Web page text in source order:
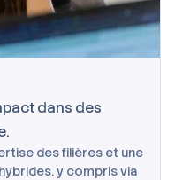
dans des
des filières et une
y compris via